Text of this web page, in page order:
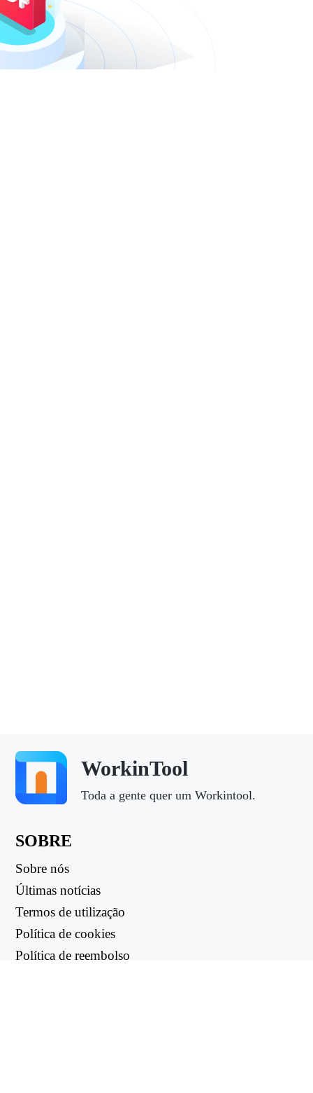
WorkinTool
Toda a gente quer um Workintool.
SOBRE
Sobre nós
Últimas notícias
Termos de utilização
Política de cookies
Política de reembolso